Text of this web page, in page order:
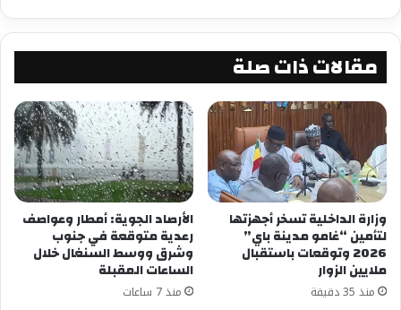
فقط أو الدول الواقعة في وسط وشرق العالم
الإسلامي والتي لن تتمكن يوم الخميس من رؤية
الهلال حتى باستخدام التلسكوب فيتوقع أن يبدأ
فيها شهر رمضان المبارك يوم السبت 25 أبريل/نيسان.
شارك هذا الموضوع:
فيس بوك X
معجب بهذه:
مقالات ذات صلة
وزارة الداخلية تسخر أجهزتها
لتأمين “غامو مدينة باي”
2026 وتوقعات باستقبال
ملايين الزوار
منذ 35 دقيقة
الأرصاد الجوية: أمطار وعواصف
رعدية متوقعة في جنوب
وشرق ووسط السنغال خلال
الساعات المقبلة
منذ 7 ساعات